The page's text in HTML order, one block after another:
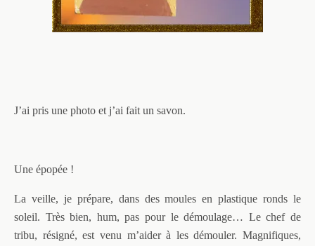
J’ai pris une photo et j’ai fait un savon.
Une épopée !
La veille, je prépare, dans des moules en plastique ronds le
soleil. Très bien, hum, pas pour le démoulage… Le chef de
tribu, résigné, est venu m’aider à les démouler. Magnifiques,